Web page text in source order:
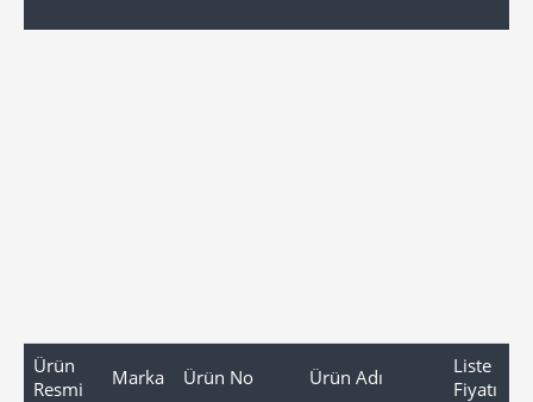
Ürün
Resmi
Marka Ürün No Ürün Adı
Liste
Fiyatı